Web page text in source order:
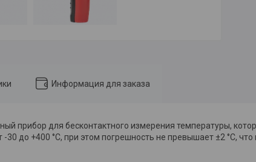
Информация для заказа
прибор для бесконтактного измерения температуры,
до +400 °С, при этом погрешность не превышает ±2 °С,